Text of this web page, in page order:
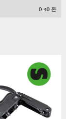
0-40 톤